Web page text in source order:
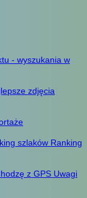
- wyszukania w
zdjęcia
szlaków Ranking
z GPS Uwagi